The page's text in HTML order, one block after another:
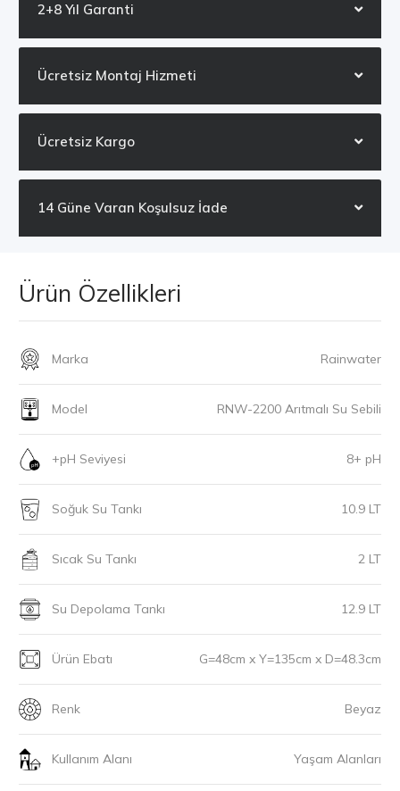
2+8 Yıl Garanti
Ücretsiz Montaj Hizmeti
Ücretsiz Kargo
14 Güne Varan Koşulsuz İade
Ürün Özellikleri
Marka Rainwater
Model RNW-2200 Arıtmalı Su Sebili
+pH Seviyesi 8+ pH
Soğuk Su Tankı 10.9 LT
Sıcak Su Tankı 2 LT
Su Depolama Tankı 12.9 LT
Ürün Ebatı G=48cm x Y=135cm x D=48.3cm
Renk Beyaz
Kullanım Alanı Yaşam Alanları